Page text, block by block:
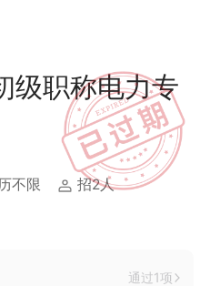
级职称电力专
不限 招2人
通过1项